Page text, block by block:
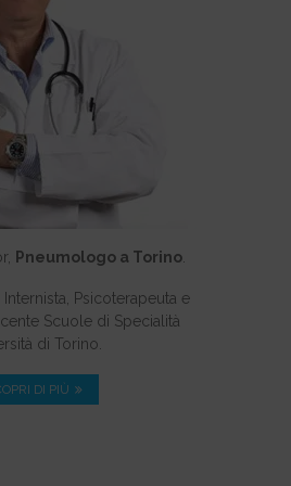
Pneumologo a Torino
Psicoterapeuta e
Scuole di Specialità
di Torino.
DI PIÙ